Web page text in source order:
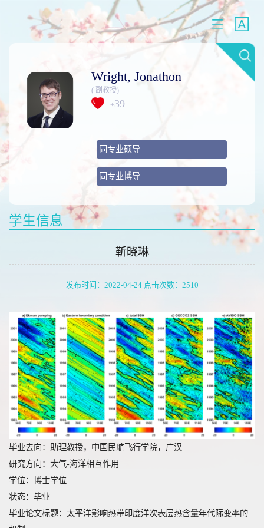
Wright, Jonathon
( 副教授)
+39
同专业硕导
同专业博导
学生信息
靳晓琳
发布时间：2022-04-24 点击次数： 2510
毕业去向：助理教授，中国民航飞行学院，广汉
研究方向：大气-海洋相互作用
学位：博士学位
状态：毕业
毕业论文标题：太平洋影响热带印度洋次表层热含量年代际变率的